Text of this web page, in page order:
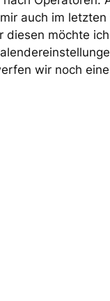
auch im
diesen möchte
wir noch